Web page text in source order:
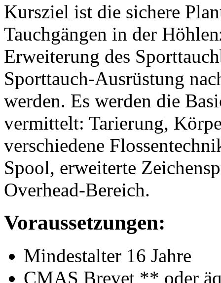
Kursziel ist die sichere
Tauchgängen in der
Erweiterung des
Sporttauch-Ausrüstung
werden. Es werden die
vermittelt: Tarierung,
verschiedene
Spool, erweiterte
Overhead-Bereich.
Voraussetzungen:
Mindestalter 16 Jahre
CMAS Brevet ** oder